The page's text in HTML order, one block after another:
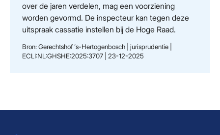
over de jaren verdelen, mag een voorziening
worden gevormd. De inspecteur kan tegen deze
uitspraak cassatie instellen bij de Hoge Raad.
Bron: Gerechtshof ‘s-Hertogenbosch | jurisprudentie |
ECLI:NL:GHSHE:2025:3707 | 23-12-2025